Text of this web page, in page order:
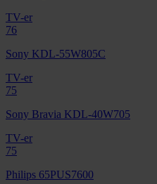
TV-er
76
Sony KDL-55W805C
TV-er
75
Sony Bravia KDL-40W705
TV-er
75
Philips 65PUS7600